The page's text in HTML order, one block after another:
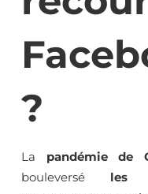
?
La pandémie de
bouleversé les